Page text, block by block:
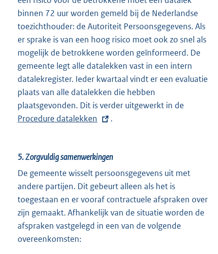
binnen 72 uur worden gemeld bij de Nederlandse
toezichthouder: de Autoriteit Persoonsgegevens. Als
er sprake is van een hoog risico moet ook zo snel als
mogelijk de betrokkene worden geïnformeerd. De
gemeente legt alle datalekken vast in een intern
datalekregister. Ieder kwartaal vindt er een evaluatie
plaats van alle datalekken die hebben
plaatsgevonden. Dit is verder uitgewerkt in de
n
l
i
Procedure datalekken .
5.Zorgvuldig samenwerkingen
De gemeente wisselt persoonsgegevens uit met
andere partijen. Dit gebeurt alleen als het is
toegestaan en er vooraf contractuele afspraken over
zijn gemaakt. Afhankelijk van de situatie worden de
afspraken vastgelegd in een van de volgende
overeenkomsten: